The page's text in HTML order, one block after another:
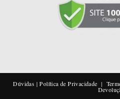
Dúvidas |Política de Privacidade |